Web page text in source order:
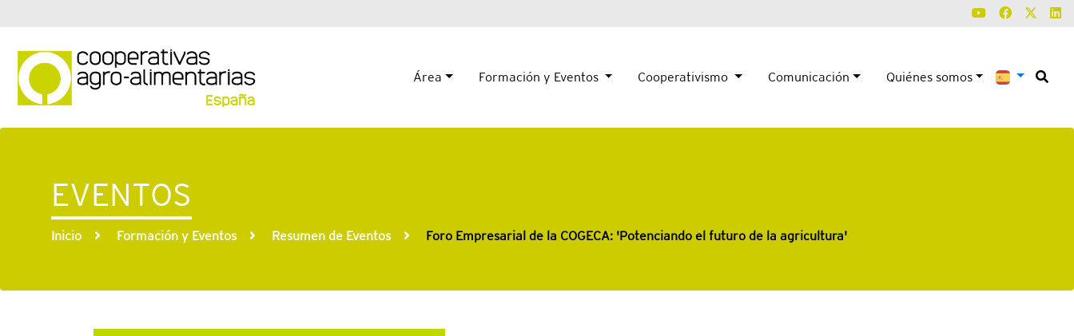
Área Formación y Eventos Cooperativismo Comunicación Quiénes somos
EVENTOS
Inicio Formación y Eventos Resumen de Eventos Foro Empresarial de la COGECA: 'Potenciando el futuro de la agricultura'